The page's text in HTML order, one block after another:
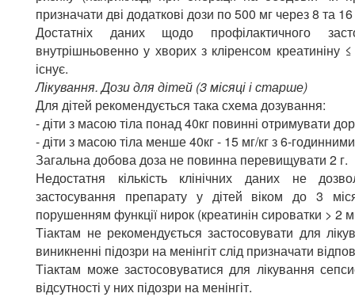
призначати дві додаткові дози по 500 мг через 8 та
Достатніх даних щодо профілактичного
внутрішньовенно у хворих з кліренсом
існує.
Лікування. Дози для дітей (3 місяці і старше)
Для дітей рекомендується така схема дозування:
- діти з масою тіла понад 40кг повинні отримувати
- діти з масою тіла менше 40кг - 15 мг/кг з 6-
Загальна добова доза не повинна перевищувати 2 г.
Недостатня кількість клінічних даних не
застосування препарату у дітей віком до 3
порушенням функції нирок (креатинін сироватки > 2
Тіактам не рекомендується застосовувати для
виникненні підозри на менінгіт слід призначати
Тіактам може застосовуватися для лікування
відсутності у них підозри на менінгіт.